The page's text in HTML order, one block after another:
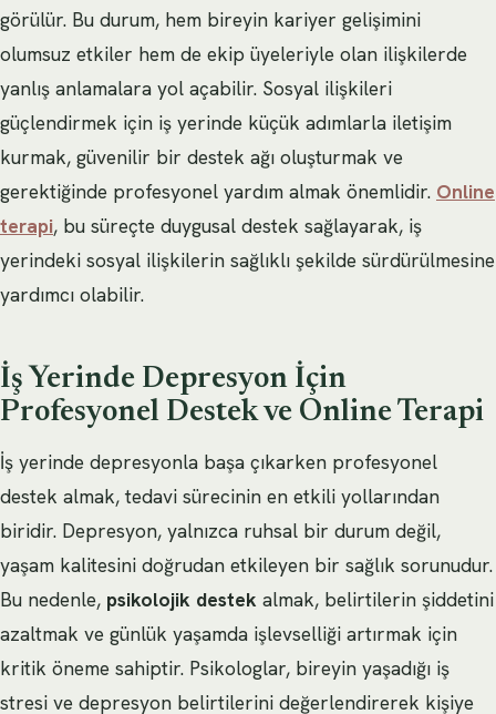
görülür. Bu durum, hem bireyin kariyer gelişimini
olumsuz etkiler hem de ekip üyeleriyle olan ilişkilerde
yanlış anlamalara yol açabilir. Sosyal ilişkileri
güçlendirmek için iş yerinde küçük adımlarla iletişim
kurmak, güvenilir bir destek ağı oluşturmak ve
gerektiğinde profesyonel yardım almak önemlidir. Online
terapi, bu süreçte duygusal destek sağlayarak, iş
yerindeki sosyal ilişkilerin sağlıklı şekilde sürdürülmesine
yardımcı olabilir.
İş Yerinde Depresyon İçin
Profesyonel Destek ve Online Terapi
İş yerinde depresyonla başa çıkarken profesyonel
destek almak, tedavi sürecinin en etkili yollarından
biridir. Depresyon, yalnızca ruhsal bir durum değil,
yaşam kalitesini doğrudan etkileyen bir sağlık sorunudur.
Bu nedenle, psikolojik destek almak, belirtilerin şiddetini
azaltmak ve günlük yaşamda işlevselliği artırmak için
kritik öneme sahiptir. Psikologlar, bireyin yaşadığı iş
stresi ve depresyon belirtilerini değerlendirerek kişiye